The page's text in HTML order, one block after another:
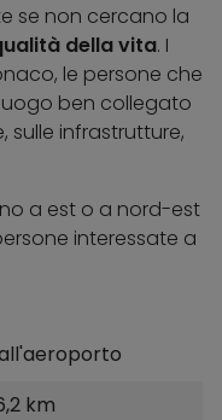
se non cercano la
della vita. I
le persone che
ben collegato
sulle infrastrutture,
a est o a nord-est
interessate a
km